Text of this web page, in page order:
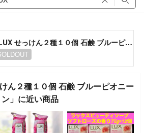
ラックス LUX せっけん２種１０個 石鹸 ブルーピオニー ベルベットジャスミン
ん２種１０個 石鹸 ブルーピオニー
」に近い商品